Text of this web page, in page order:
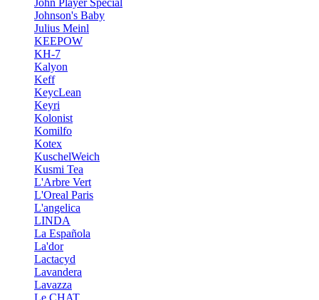
John Player Special
Johnson's Baby
Julius Meinl
KEEPOW
KH-7
Kalyon
Keff
KeycLean
Keyri
Kolonist
Komilfo
Kotex
KuschelWeich
Kusmi Tea
L'Arbre Vert
L'Oreal Paris
L'angelica
LINDA
La Española
La'dor
Lactacyd
Lavandera
Lavazza
Le CHAT